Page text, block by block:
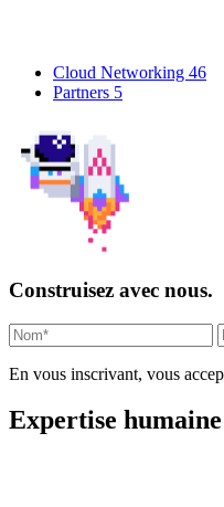
Cloud Networking 46
Partners 5
Construisez avec nous.
En vous inscrivant, vous
Expertise